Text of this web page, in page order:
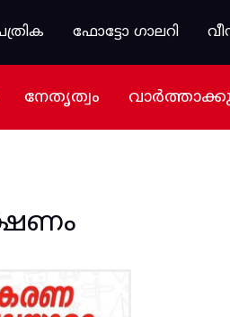
ഫോട്ടോ ഗാലറി
നേതൃത്വം